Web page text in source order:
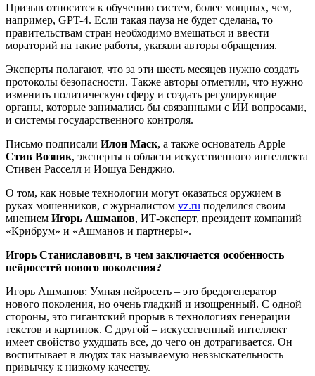
Призыв относится к обучению систем, более мощных, чем,
например, GPT-4. Если такая пауза не будет сделана, то
правительствам стран необходимо вмешаться и ввести
мораторий на такие работы, указали авторы обращения.
Эксперты полагают, что за эти шесть месяцев нужно создать
протоколы безопасности. Также авторы отметили, что нужно
изменить политическую сферу и создать регулирующие
органы, которые занимались бы связанными с ИИ вопросами,
и системы государственного контроля.
Письмо подписали Илон Маск, а также основатель Apple
Стив Возняк, эксперты в области искусственного интеллекта
Стивен Расселл и Иошуа Бенджио.
О том, как новые технологии могут оказаться оружием в
руках мошенников, с журналистом vz.ru поделился своим
мнением Игорь Ашманов, ИТ-эксперт, президент компаний
«Крибрум» и «Ашманов и партнеры».
Игорь Станиславович, в чем заключается особенность
нейросетей нового поколения?
Игорь Ашманов: Умная нейросеть – это бредогенератор
нового поколения, но очень гладкий и изощренный. С одной
стороны, это гигантский прорыв в технологиях генерации
текстов и картинок. С другой – искусственный интеллект
имеет свойство ухудшать все, до чего он дотрагивается. Он
воспитывает в людях так называемую невзыскательность –
привычку к низкому качеству.